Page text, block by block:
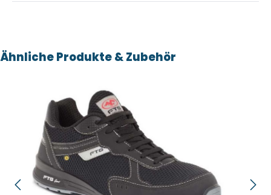
Produktgalerie überspringen
Ähnliche Produkte & Zubehör